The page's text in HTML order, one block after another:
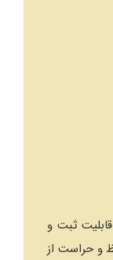
ثبت و
و حراست از